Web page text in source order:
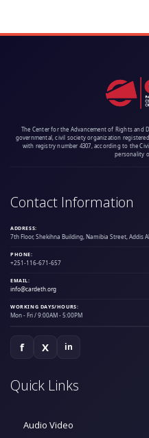
The Center for the Advancement of Rights and
governmental, civil society organization
with registry number 4307, according to the
personality
Contact Information
ADDRESS:
7th Floor, Shekihna Building, Namibia Street, Addis
PHONE:
+251-116-671-657
EMAIL:
info@cardeth.org
WORKING DAYS/HOURS:
Mon - Fri / 9:00AM - 5:00PM
f X in
Quick Links
Audio Video